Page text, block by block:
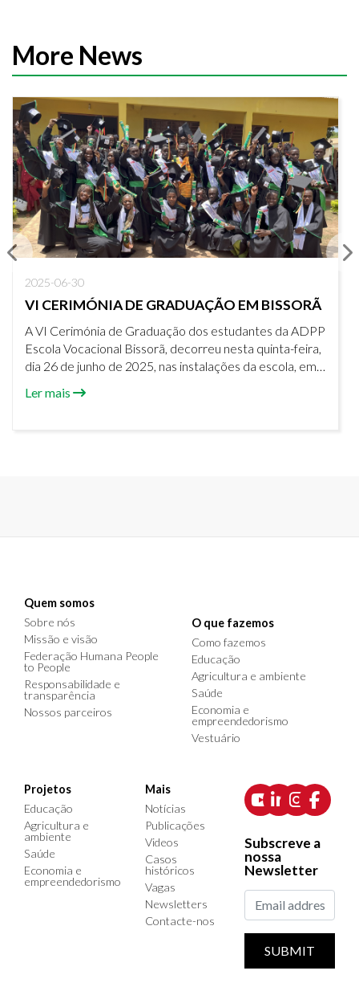
More News
2025-06-30
VI CERIMÓNIA DE GRADUAÇÃO EM BISSORÃ
A VI Cerimónia de Graduação dos estudantes da ADPP
Escola Vocacional Bissorã, decorreu nesta quinta-feira,
dia 26 de junho de 2025, nas instalações da escola, em
Ler mais
Quem somos
Sobre nós
Missão e visão
Federação Humana People
to People
Responsabilidade e
transparência
Nossos parceiros
O que fazemos
Como fazemos
Educação
Agricultura e ambiente
Saúde
Economia e
empreendedorismo
Vestuário
Projetos
Educação
Agricultura e
ambiente
Saúde
Economia e
empreendedorismo
Mais
Notícias
Publicações
Videos
Casos
históricos
Vagas
Newsletters
Contacte-nos
Subscreve a
nossa
Newsletter
SUBMIT